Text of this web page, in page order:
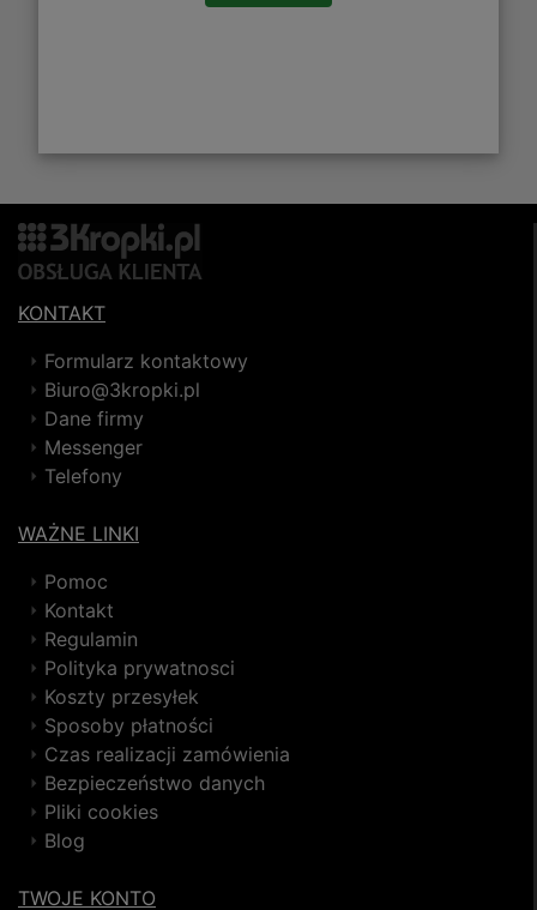
KONTAKT
Formularz kontaktowy
Biuro@3kropki.pl
Dane firmy
Messenger
Telefony
WAŻNE LINKI
Pomoc
Kontakt
Regulamin
Polityka prywatnosci
Koszty przesyłek
Sposoby płatności
Czas realizacji zamówienia
Bezpieczeństwo danych
Pliki cookies
Blog
TWOJE KONTO